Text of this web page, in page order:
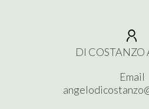
DI COSTANZO
Email